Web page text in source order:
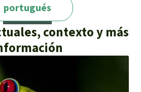
portugués
contexto y más